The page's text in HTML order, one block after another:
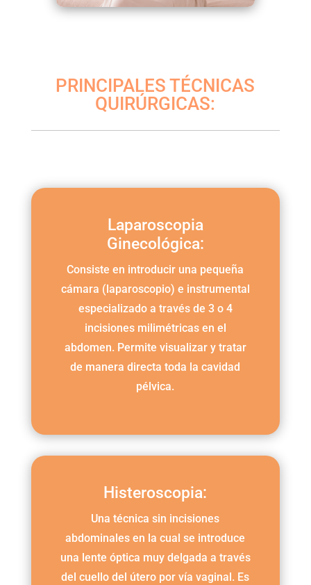
PRINCIPALES TÉCNICAS
QUIRÚRGICAS:
Laparoscopia
Ginecológica:
Consiste en introducir una pequeña
cámara (laparoscopio) e instrumental
especializado a través de 3 o 4
incisiones milimétricas en el
abdomen. Permite visualizar y tratar
de manera directa toda la cavidad
pélvica.
Histeroscopia:
Una técnica sin incisiones
abdominales en la cual se introduce
una lente óptica muy delgada a través
del cuello del útero por vía vaginal. Es